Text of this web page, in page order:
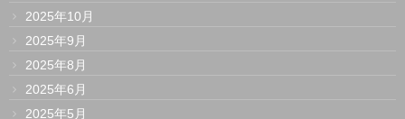
2025年10月
2025年9月
2025年8月
2025年6月
2025年5月